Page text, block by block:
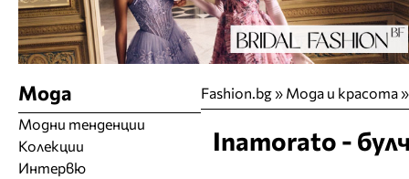
Fashion.bg» Мода и красота
Inamorato -
Мода
Модни тенденции
Колекции
Интервю